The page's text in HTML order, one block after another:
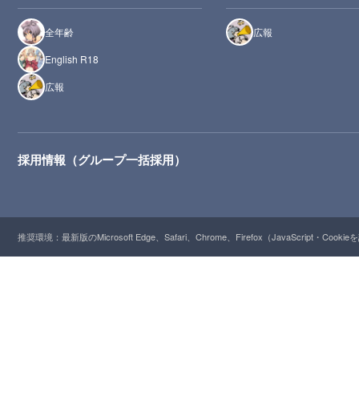
全年齢
English R18
広報
広報
採用情報（グループ一括採用）
推奨環境：最新版のMicrosoft Edge、Safari、Chrome、Firefox（JavaScript・Cookie